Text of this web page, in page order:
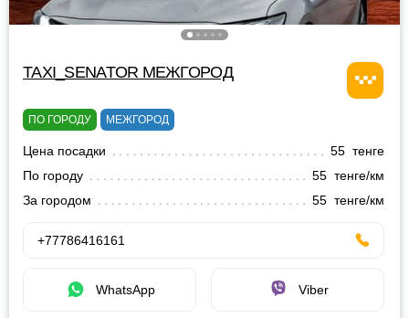
TAXI_SENATOR МЕЖГОРОД
ПО ГОРОДУ МЕЖГОРОД
Цена посадки
55 тенге
По городу
55 тенге/км
За городом
55 тенге/км
+77786416161
WhatsApp Viber